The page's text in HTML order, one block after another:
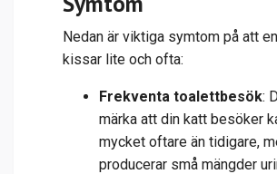
Nedan är viktiga symtom på att
kissar lite och ofta:
Frekventa toalettbesök:
märka att din katt besöker
mycket oftare än tidigare,
producerar små mängder